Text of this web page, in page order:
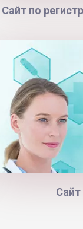
Сайт по